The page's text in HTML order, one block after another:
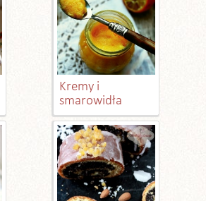
Kremy i
smarowidła